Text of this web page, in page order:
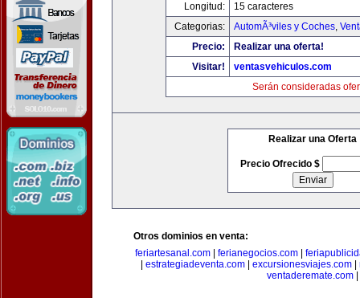
Longitud:
15 caracteres
Categorias:
AutomÃ³viles y Coches,
Precio:
Realizar una oferta!
Visitar!
ventasvehiculos.com
Serán consideradas
Realizar una Oferta
Precio Ofrecido $
Otros dominios en venta:
feriartesanal.com
ferianegocios.com
estrategiadeventa.com| excursionesviajes.com|
ventaderemate.com